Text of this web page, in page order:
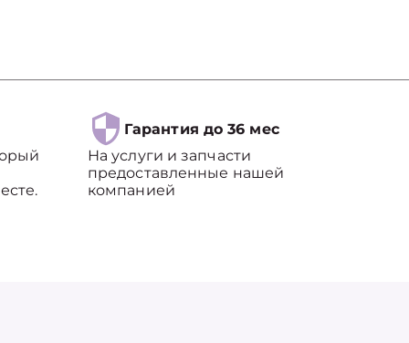
Гарантия до 36 мес
На услуги и запчасти
предоставленные нашей
компанией